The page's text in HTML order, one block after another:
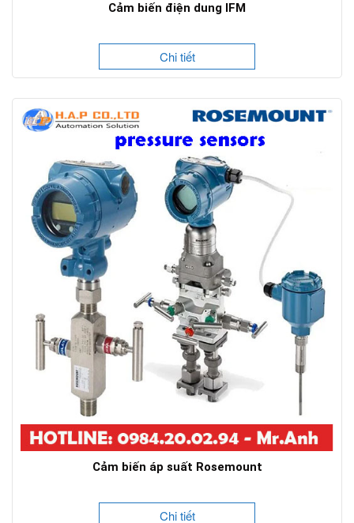
Cảm biến điện dung IFM
Chi tiết
Cảm biến áp suất Rosemount
Chi tiết